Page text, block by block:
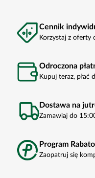
Cennik
Korzystaj z oferty
Odroczona
Kupuj teraz, płać
Dostawa na
Zamawiaj do
Program
Zaopatruj się